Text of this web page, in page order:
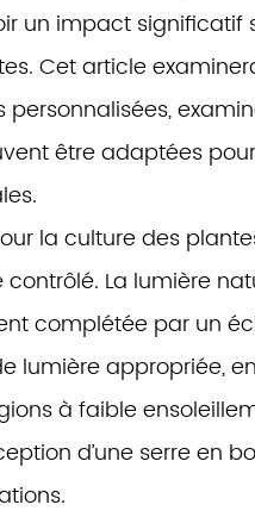
un impact significatif
Cet article
être adaptées pour
la culture des
La lumière
complétée par un
lumière appropriée, en
à faible
d’une serre en